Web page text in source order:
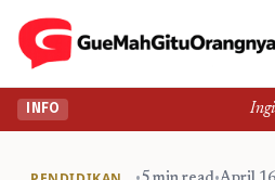
INFO Ingin